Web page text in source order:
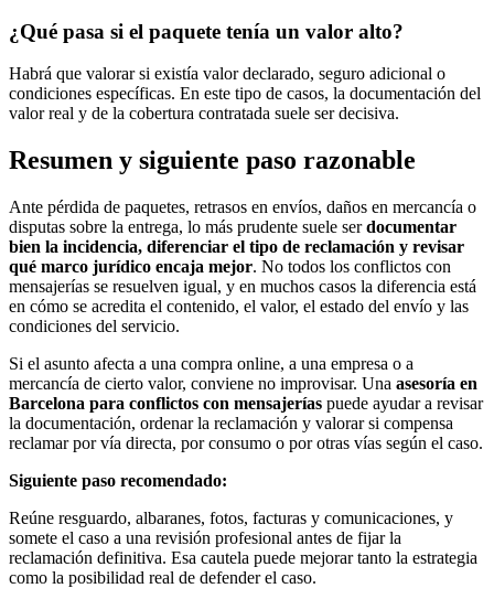
¿Qué pasa si el paquete tenía un valor alto?
Habrá que valorar si existía valor declarado, seguro adicional o
condiciones específicas. En este tipo de casos, la documentación del
valor real y de la cobertura contratada suele ser decisiva.
Resumen y siguiente paso razonable
Ante pérdida de paquetes, retrasos en envíos, daños en mercancía o
disputas sobre la entrega, lo más prudente suele serdocumentar
bien la incidencia, diferenciar el tipo de reclamación y revisar
qué marco jurídico encaja mejor. No todos los conflictos con
mensajerías se resuelven igual, y en muchos casos la diferencia está
en cómo se acredita el contenido, el valor, el estado del envío y las
condiciones del servicio.
Si el asunto afecta a una compra online, a una empresa o a
mercancía de cierto valor, conviene no improvisar. Una asesoría en
Barcelona para conflictos con mensajerías puede ayudar a revisar
la documentación, ordenar la reclamación y valorar si compensa
reclamar por vía directa, por consumo o por otras vías según el caso.
Siguiente paso recomendado:
Reúne resguardo, albaranes, fotos, facturas y comunicaciones, y
somete el caso a una revisión profesional antes de fijar la
reclamación definitiva. Esa cautela puede mejorar tanto la estrategia
como la posibilidad real de defender el caso.